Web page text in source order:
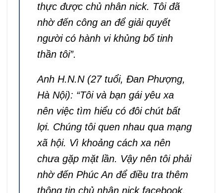
thực được chủ nhân nick. Tôi đã
nhờ đến công an để giải quyết
người có hành vi khủng bố tinh
thần tôi”.
Anh H.N.N (27 tuổi, Đan Phượng,
Hà Nội): “Tôi và bạn gái yêu xa
nên việc tìm hiểu có đôi chút bất
lợi. Chúng tôi quen nhau qua mạng
xã hội. Vì khoảng cách xa nên
chưa gặp mặt lần. Vậy nên tôi phải
nhờ đến Phúc An để điều tra thêm
thông tin chủ nhân nick facebook.